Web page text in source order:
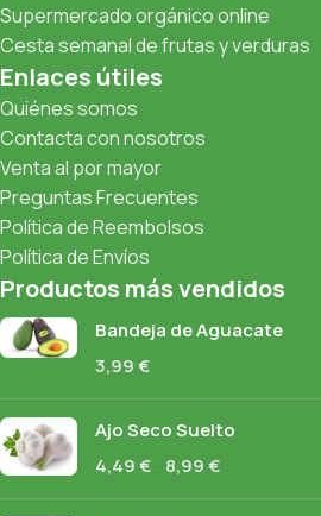
Supermercado orgánico online
Cesta semanal de frutas y verduras
Enlaces útiles
Quiénes somos
Contacta con nosotros
Venta al por mayor
Preguntas Frecuentes
Política de Reembolsos
Política de Envíos
Productos más vendidos
Bandeja de Aguacate
3,99€
Ajo Seco Suelto
4,49€ 8,99€